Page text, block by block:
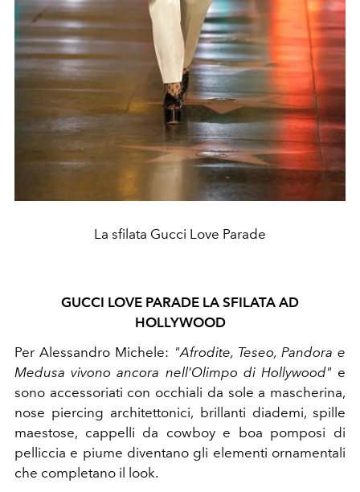
La sfilata Gucci Love Parade
GUCCI LOVE PARADE LA SFILATA AD
HOLLYWOOD
Per Alessandro Michele: "Afrodite, Teseo, Pandora e
Medusa vivono ancora nell'Olimpo di Hollywood" e
sono accessoriati con occhiali da sole a mascherina,
nose piercing architettonici, brillanti diademi, spille
maestose, cappelli da cowboy e boa pomposi di
pelliccia e piume diventano gli elementi ornamentali
che completano il look.